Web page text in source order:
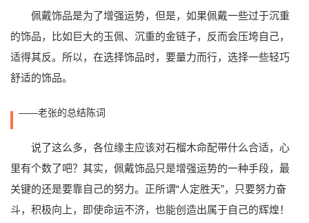
佩戴饰品是为了增强运势，但是，如果佩戴一些过于沉重
的饰品，比如巨大的玉佩、沉重的金链子，反而会压垮自己，
适得其反。所以，在选择饰品时，要量力而行，选择一些轻巧
舒适的饰品。
——老张的总结陈词
说了这么多，各位缘主应该对石榴木命配带什么合适，心
里有个数了吧？其实，佩戴饰品只是增强运势的一种手段，最
关键的还是要靠自己的努力。正所谓“人定胜天”，只要努力奋
斗，积极向上，即使命运不济，也能创造出属于自己的辉煌！